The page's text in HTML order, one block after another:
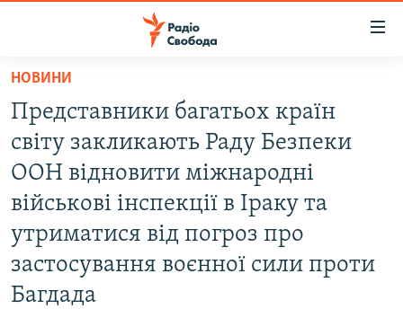
Перейти
основного
матеріалу
Перейти
до
основної
навігації
Перейти
до
пошуку
РАДІО СВОБОДА – 70 РОКІВ
ВСЕ ЗА ДОБУ
СТАТТІ
ПОЛІТИКА
СУСПІЛЬСТВО
КУЛЬТУРА
ВІЙНА
РОСІЙСЬКА «ФІЛЬТРАЦІЯ»
ДОНБАС.РЕАЛІЇ
КРИМ.РЕАЛІЇ
НОВИНИ
Представники багатьох країн
світу закликають Раду Безпеки
ООН відновити міжнародні
військові інспекції в Іраку та
утриматися від погроз про
застосування воєнної сили проти
Багдада